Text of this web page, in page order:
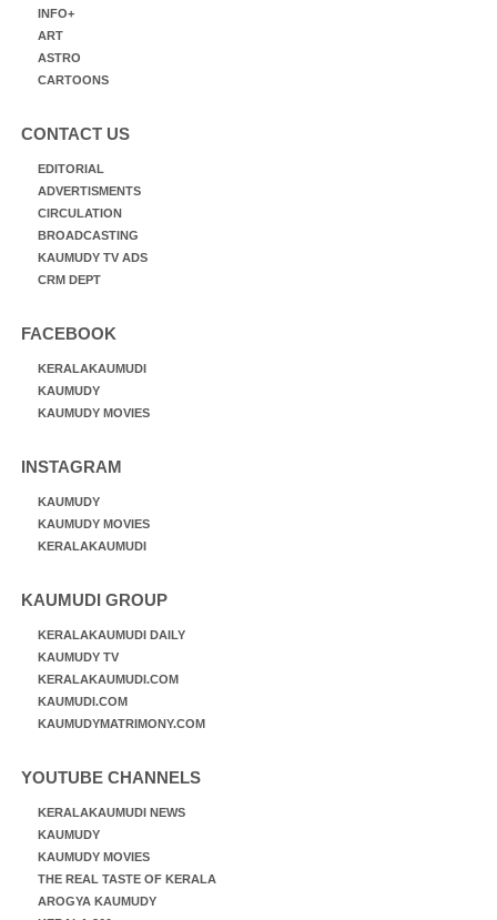
INFO+
ART
ASTRO
CARTOONS
CONTACT US
EDITORIAL
ADVERTISMENTS
CIRCULATION
BROADCASTING
KAUMUDY TV ADS
CRM DEPT
FACEBOOK
KERALAKAUMUDI
KAUMUDY
KAUMUDY MOVIES
INSTAGRAM
KAUMUDY
KAUMUDY MOVIES
KERALAKAUMUDI
KAUMUDI GROUP
KERALAKAUMUDI DAILY
KAUMUDY TV
KERALAKAUMUDI.COM
KAUMUDI.COM
KAUMUDYMATRIMONY.COM
YOUTUBE CHANNELS
KERALAKAUMUDI NEWS
KAUMUDY
KAUMUDY MOVIES
THE REAL TASTE OF KERALA
AROGYA KAUMUDY